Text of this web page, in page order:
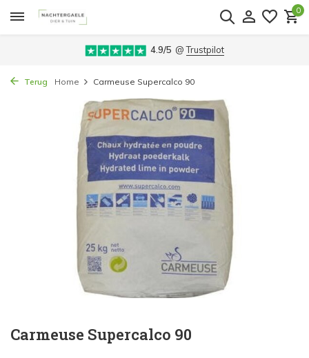
0
4.9/5 @Trustpilot
Terug Home Carmeuse Supercalco 90
Carmeuse Supercalco 90